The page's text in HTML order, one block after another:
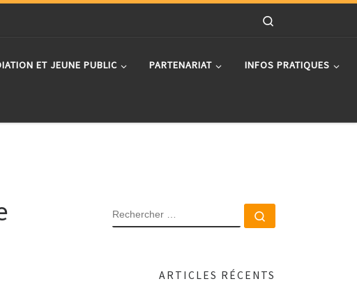
ET JEUNE PUBLIC PARTENARIAT INFOS PRATIQUES
RECHERCHER
ARTICLES RÉCENTS